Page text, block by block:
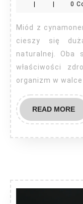
0
Miód z cynamonem to połączenie, które od wieków
cieszy się
naturalnej. Oba
właściwości
organizm w
READ MORE